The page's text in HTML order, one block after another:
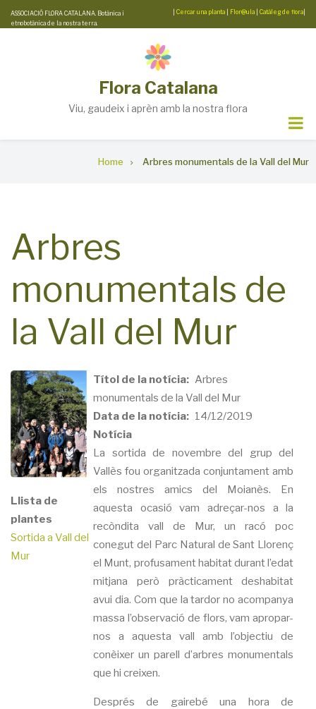
Skip
to
ASSOCIACIÓ FLORA CATALANA. Botànica i
etnobotànica de la nostra terra.
Cercar una planta Flor@ula Catàleg de flora
Flora Catalana
Viu, gaudeix i aprèn amb la nostra flora
Home Arbres monumentals de la Vall del Mur
Arbres
monumentals de
la Vall del Mur
Llista de
plantes
Sortida a Vall del
Mur
Títol de la notícia
Arbres
monumentals de la Vall del Mur
Data de la notícia
14/12/2019
Notícia
La sortida de novembre del grup del
Vallès fou organitzada conjuntament amb
els nostres amics del Moianès. En
aquesta ocasió vam adreçar-nos a la
recòndita vall de Mur, un racó poc
conegut del Parc Natural de Sant Llorenç
el Munt, profusament habitat durant l’edat
mitjana però pràcticament deshabitat
avui dia. Com que la tardor no acompanya
massa l’observació de flors, vam apropar-
nos a aquesta vall amb l’objectiu de
conèixer un parell d’arbres monumentals
que hi creixen.
Després de gairebé una hora de